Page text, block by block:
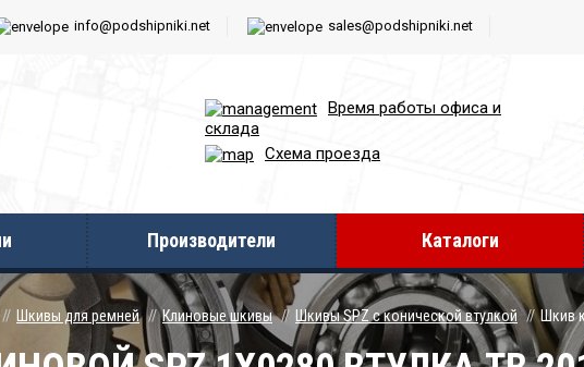
info@podshipniki.net sales@podshipniki.net
Время работы офиcа и
склада
Схема проезда
Производители Каталоги
Шкивы для ремней Клиновые шкивы Шкивы SPZ с конической втулкой Шкив